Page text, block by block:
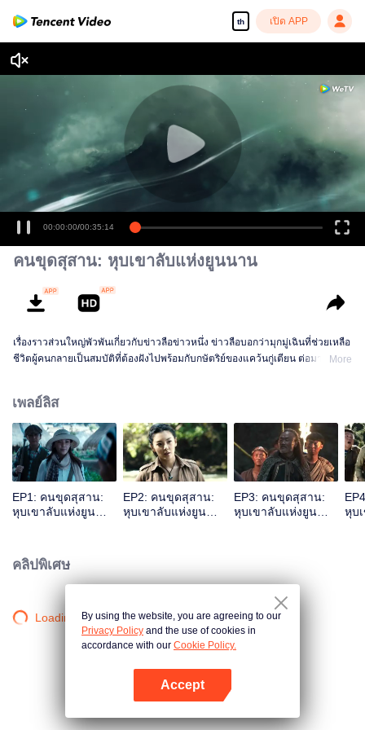
th เปิด APP
00:00:00/00:35:14
คนขุดสุสาน: หุบเขาลับแห่งยูนนาน
เรื่องราวส่วนใหญ่พัวพันเกี่ยวกับข่าวลือข่าวหนึ่ง ข่าวลือบอกว่ามุกมู่เฉินที่ช่วยเหลือ
ชีวิตผู้คนกลายเป็นสมบัติที่ต้องฝังไปพร้อมกับกษัตริย์ของแคว้นกู่เตียน ต่อมาโมจิน
More
เพลย์ลิส
EP1: คนขุดสุสาน:
หุบเขาลับแห่งยูน
EP2: คนขุดสุสาน:
หุบเขาลับแห่งยูน
EP3: คนขุดสุสาน:
หุบเขาลับแห่งยูน
หุบ
คลิปพิเศษ
Loading…By using the website, you are agreeing to our
Privacy Policy and the use of cookies in
accordance with our Cookie Policy.
Accept